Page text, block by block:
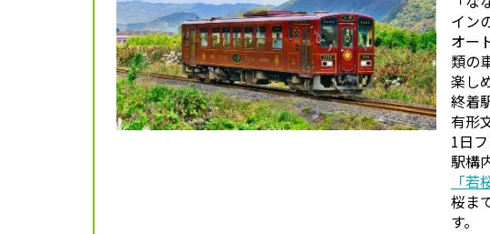
イン
オー
類の
楽し
終着
有形
1日
駅構
「
桜ま
す。